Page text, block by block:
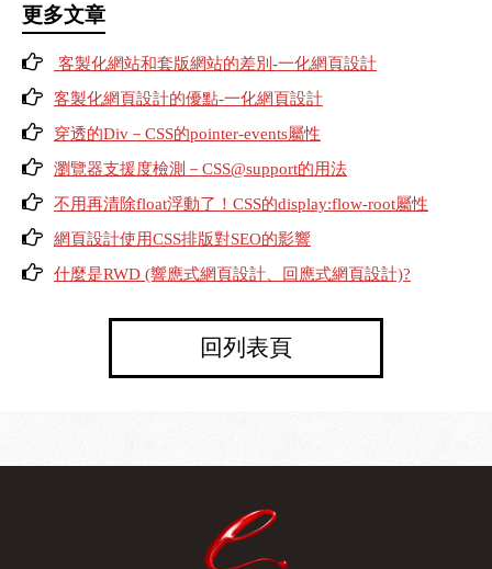
更多文章
客製化網站和套版網站的差別-一化網頁設計
客製化網頁設計的優點-一化網頁設計
穿透的Div－CSS的pointer-events屬性
瀏覽器支援度檢測－CSS@support的用法
不用再清除float浮動了！CSS的display:flow-root屬性
網頁設計使用CSS排版對SEO的影響
什麼是RWD (響應式網頁設計、回應式網頁設計)?
回列表頁